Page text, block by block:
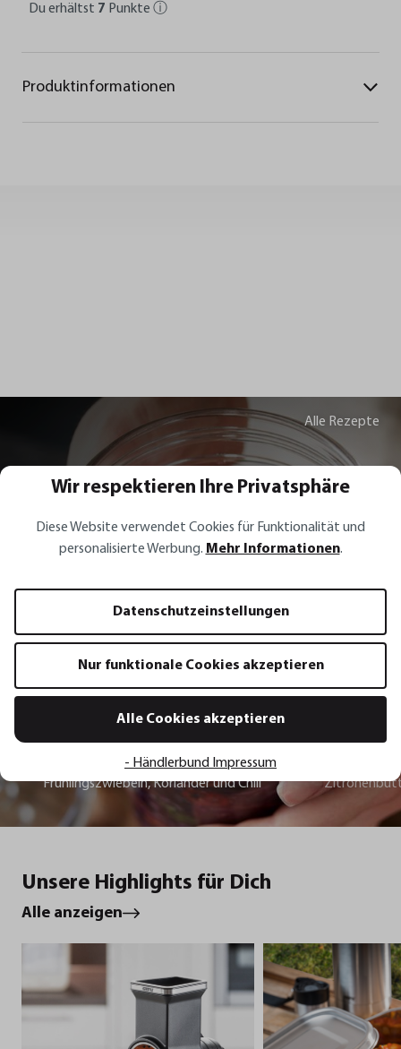
Du erhältst 7 Punkte ⓘ
Produktinformationen
Rezept Inspirationen
Frühlingszwiebeln, Koriander und
Chili
Zum Rezept
Rotes Sauerkraut mit Möhren,
Frühlingszwiebeln, Koriander und Chili
Alle Rezepte
Unsere Highlights für Dich
Alle anzeigen
Wir respektieren Ihre Privatsphäre
Diese Website verwendet Cookies für Funktionalität und
personalisierte Werbung. Mehr Informationen.
Datenschutzeinstellungen
Nur funktionale Cookies akzeptieren
Alle Cookies akzeptieren
- Händlerbund Impressum